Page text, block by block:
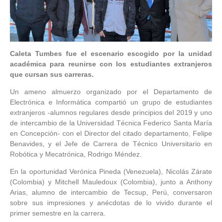
Caleta Tumbes fue el escenario escogido por la unidad
académica para reunirse con los estudiantes extranjeros
que cursan sus carreras.
Un ameno almuerzo organizado por el Departamento de
Electrónica e Informática compartió un grupo de estudiantes
extranjeros -alumnos regulares desde principios del 2019 y uno
de intercambio de la Universidad Técnica Federico Santa María
en Concepción- con el Director del citado departamento, Felipe
Benavides, y el Jefe de Carrera de Técnico Universitario en
Robótica y Mecatrónica, Rodrigo Méndez.
En la oportunidad Verónica Pineda (Venezuela), Nicolás Zárate
(Colombia) y Mitchell Mauledoux (Colombia), junto a Anthony
Arias, alumno de intercambio de Tecsup, Perú, conversaron
sobre sus impresiones y anécdotas de lo vivido durante el
primer semestre en la carrera.